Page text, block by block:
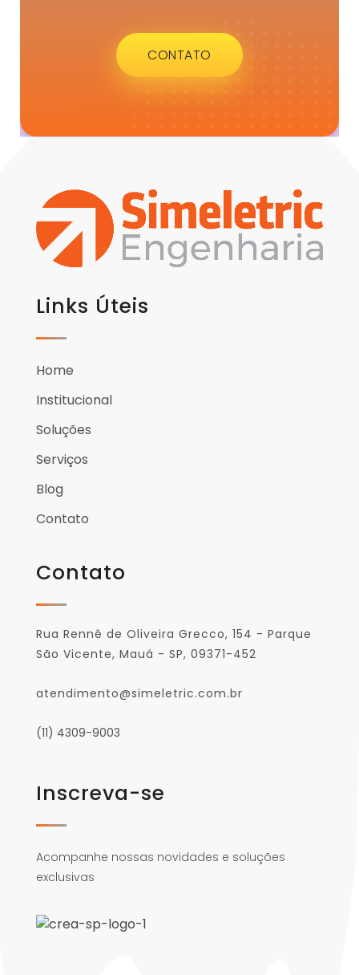
CONTATO
Links Úteis
Home
Institucional
Soluções
Serviços
Blog
Contato
Contato
Rua Rennê de Oliveira Grecco, 154 - Parque
São Vicente, Mauá - SP, 09371-452
atendimento@simeletric.com.br
(11) 4309-9003
Inscreva-se
Acompanhe nossas novidades e soluções
exclusivas